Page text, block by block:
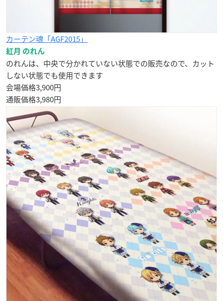
カーテン魂「AGF2015」
紅月 のれん
のれんは、中央で分かれていない状態での販売なので、カット
しない状態でも使用できます
会場価格3,900円
通販価格3,980円